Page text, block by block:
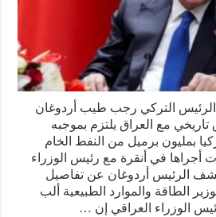
التركي رجب طيب أردوغان
مع العراق يلتزم بموجبه
بمليون برميل من النفط الخام
أجراها في أنقرة مع رئيس الوزراء
الرئيس أردوغان عن تفاصيل
الطاقة والموارد الطبيعية ألب
الوزراء العراقي إن …